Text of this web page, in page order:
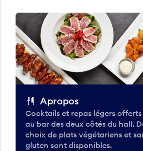
Apropos
Cocktails et repas légers offerts
au bar des deux côtés du hall.
choix de plats végétariens et
gluten sont disponibles.